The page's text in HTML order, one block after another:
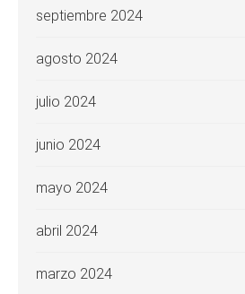
septiembre 2024
agosto 2024
julio 2024
junio 2024
mayo 2024
abril 2024
marzo 2024